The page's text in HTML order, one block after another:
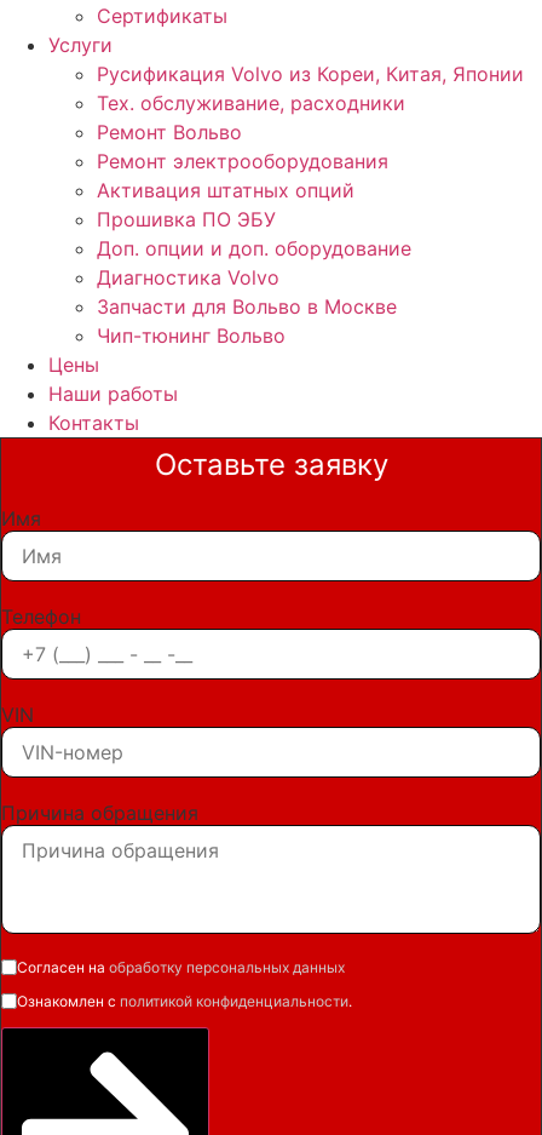
Сертификаты
Услуги
Русификация Volvo из Кореи, Китая, Японии
Тех. обслуживание, расходники
Ремонт Вольво
Ремонт электрооборудования
Активация штатных опций
Прошивка ПО ЭБУ
Доп. опции и доп. оборудование
Диагностика Volvo
Запчасти для Вольво в Москве
Чип-тюнинг Вольво
Цены
Наши работы
Контакты
Оставьте заявку
Имя
Телефон
VIN
Причина обращения
Согласен на обработку персональных данных
Ознакомлен с политикой конфиденциальности.